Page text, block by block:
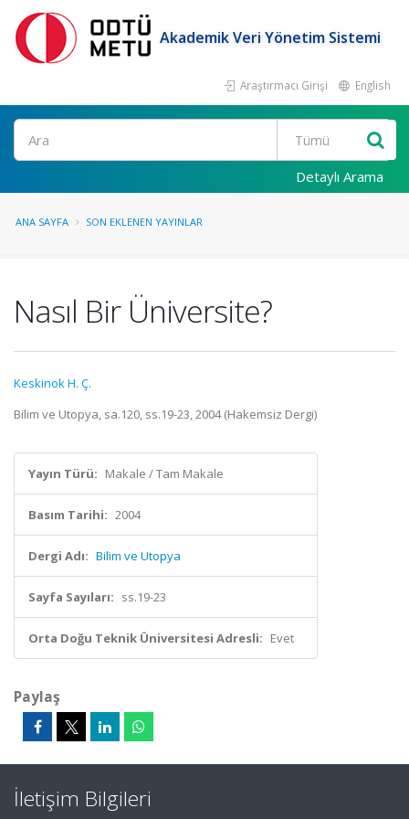
Akademik Veri Yönetim Sistemi
Araştırmacı Girişi English
Ara
Detaylı Arama
ANA SAYFA SON EKLENEN YAYINLAR
Nasıl Bir Üniversite?
Keskinok H. Ç.
Bilim ve Utopya, sa.120, ss.19-23, 2004 (Hakemsiz Dergi)
Yayın Türü: Makale / Tam Makale
Basım Tarihi: 2004
Dergi Adı: Bilim ve Utopya
Sayfa Sayıları: ss.19-23
Orta Doğu Teknik Üniversitesi Adresli: Evet
Paylaş
İletişim Bilgileri